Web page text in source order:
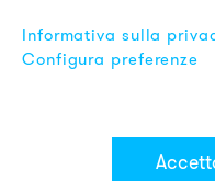
Informativa sulla
Configura preferenze